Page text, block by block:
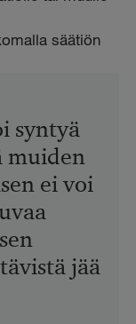
säätiön
syntyä
muiden
ei voi
jää